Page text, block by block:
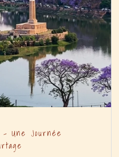
– Une Journée